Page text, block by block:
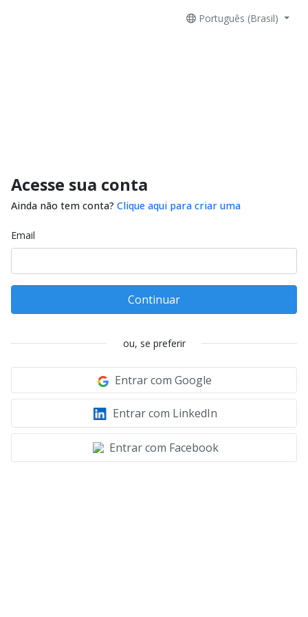
Português (Brasil)
Acesse sua conta
Ainda não tem conta? Clique aqui para criar uma
Email
Continuar
ou, se preferir
Entrar com Google
Entrar com LinkedIn
Entrar com Facebook